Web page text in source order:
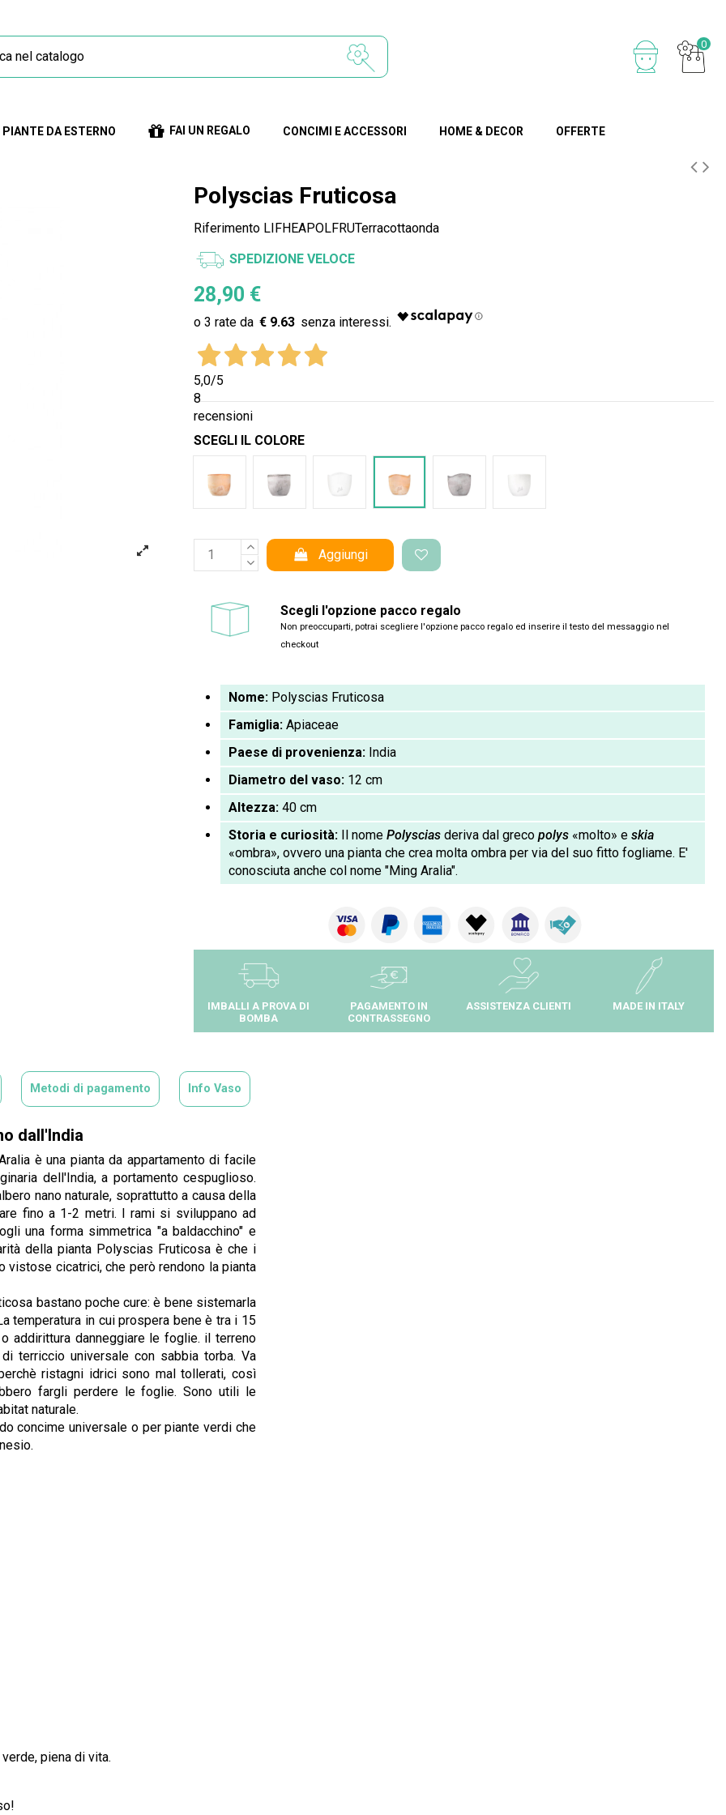
0
PIANTE DA ESTERNO FAI UN REGALO CONCIMI E ACCESSORI HOME & DECOR OFFERTE
Polyscias Fruticosa
Riferimento LIFHEAPOLFRUTerracottaonda
SPEDIZIONE VELOCE
28,90 €
€ 9.63
5,0/5
8
recensioni
SCEGLI IL COLORE
Aggiungi
Scegli l'opzione pacco regalo
Non preoccuparti, potrai scegliere l'opzione pacco regalo ed inserire il testo del messaggio nel
checkout
Nome: Polyscias Fruticosa
Famiglia: Apiaceae
Paese di provenienza: India
Diametro del vaso: 12 cm
Altezza: 40 cm
Storia e curiosità: Il nome Polyscias deriva dal greco polys «molto» e skia
«ombra», ovvero una pianta che crea molta ombra per via del suo fitto fogliame. E'
conosciuta anche col nome "Ming Aralia".
IMBALLI A PROVA DI
BOMBA
PAGAMENTO IN
CONTRASSEGNO
ASSISTENZA CLIENTI MADE IN ITALY
Metodi di pagamento Info Vaso
dall'India
è una pianta da appartamento di facile
dell'India, a portamento cespuglioso.
nano naturale, soprattutto a causa della
fino a 1-2 metri. I rami si sviluppano ad
una forma simmetrica "a baldacchino" e
della pianta Polyscias Fruticosa è che i
vistose cicatrici, che però rendono la pianta
bastano poche cure: è bene sistemarla
temperatura in cui prospera bene è tra i 15
addirittura danneggiare le foglie. il terreno
terriccio universale con sabbia torba. Va
ristagni idrici sono mal tollerati, così
fargli perdere le foglie. Sono utili le
naturale.
concime universale o per piante verdi che
piena di vita.